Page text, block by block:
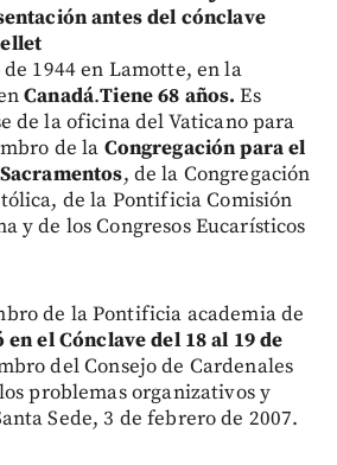
1944 en Lamotte, en la
Canadá.Tiene 68 años. Es
de la oficina del Vaticano para
de la Congregación para el
, de la Congregación
de la Pontificia Comisión
y de los Congresos Eucarísticos
de la Pontificia academia de
el Cónclave del 18 al 19 de
del Consejo de Cardenales
problemas organizativos y
Sede, 3 de febrero de 2007.